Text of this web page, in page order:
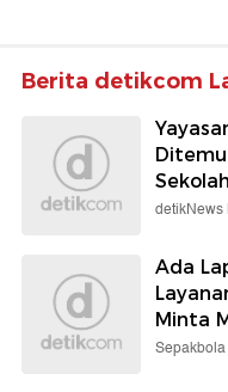
Berita detikcom
detikNews |
Ada
Minta
Sepakbola